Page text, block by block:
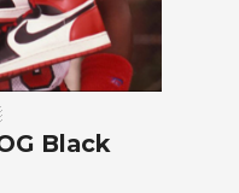
Black